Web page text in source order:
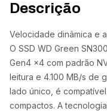
Descrição
Velocidade dinâmica e
O SSD WD Green
Gen4 x4 com padrão
leitura e 4.100 MB/s de
lado único, é
compactos. A